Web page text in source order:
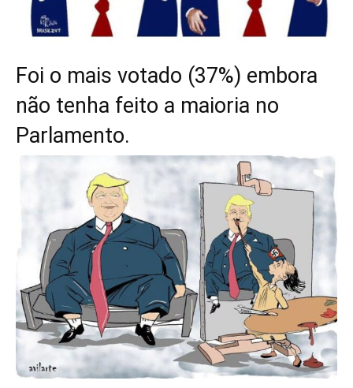
Foi o mais votado (37%) embora
não tenha feito a maioria no
Parlamento.